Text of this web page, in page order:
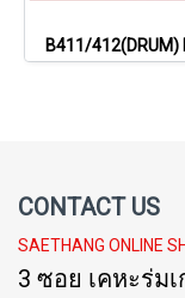
B411/412(DRUM)
CONTACT US
SAETHANG ONLINE
3 ซอย เคหะร่ม